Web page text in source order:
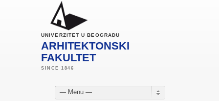
UNIVERZITET U BEOGRADU
ARHITEKTONSKI
FAKULTET
— Menu —